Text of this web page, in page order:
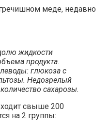
меде, недавно
жидкости
продукта.
глюкоза с
Недозрелый
сахарозы.
свыше 200
на 2 группы: